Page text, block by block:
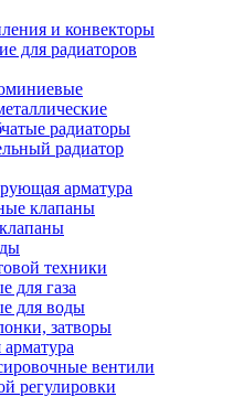
и конвекторы
для радиаторов
радиаторы
радиатор
арматура
клапаны
техники
для газа
для воды
затворы
вентили
регулировки